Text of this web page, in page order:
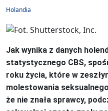
Holandia
Jak wynika z danych
statystycznego CBS,
roku życia, które w
molestowania
że nie znała sprawcy,